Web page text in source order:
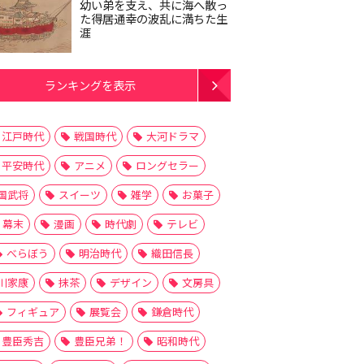
幼い弟を支え、共に海へ散っ
た得居通幸の波乱に満ちた生
涯
ランキングを表示
江戸時代 戦国時代
大河ドラマ
平安時代
アニメ
ロングセラー
武将
スイーツ 雑学
お菓子
幕末
漫画 時代劇
テレビ
べらぼう
明治時代
織田信長
家康
抹茶 デザイン
文房具
フィギュア
展覧会
鎌倉時代
豊臣秀吉
豊臣兄弟！
昭和時代